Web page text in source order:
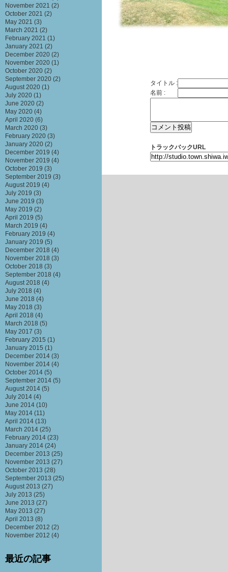
タイトル :
名前 :
トラックバックURL
November 2021 (2)
October 2021 (2)
May 2021 (3)
March 2021 (2)
February 2021 (1)
January 2021 (2)
December 2020 (2)
November 2020 (1)
October 2020 (2)
September 2020 (2)
August 2020 (1)
July 2020 (1)
June 2020 (2)
May 2020 (4)
April 2020 (6)
March 2020 (3)
February 2020 (3)
January 2020 (2)
December 2019 (4)
November 2019 (4)
October 2019 (3)
September 2019 (3)
August 2019 (4)
July 2019 (3)
June 2019 (3)
May 2019 (2)
April 2019 (5)
March 2019 (4)
February 2019 (4)
January 2019 (5)
December 2018 (4)
November 2018 (3)
October 2018 (3)
September 2018 (4)
August 2018 (4)
July 2018 (4)
June 2018 (4)
May 2018 (3)
April 2018 (4)
March 2018 (5)
May 2017 (3)
February 2015 (1)
January 2015 (1)
December 2014 (3)
November 2014 (4)
October 2014 (5)
September 2014 (5)
August 2014 (5)
July 2014 (4)
June 2014 (10)
May 2014 (11)
April 2014 (13)
March 2014 (25)
February 2014 (23)
January 2014 (24)
December 2013 (25)
November 2013 (27)
October 2013 (28)
September 2013 (25)
August 2013 (27)
July 2013 (25)
June 2013 (27)
May 2013 (27)
April 2013 (8)
December 2012 (2)
November 2012 (4)
最近の記事